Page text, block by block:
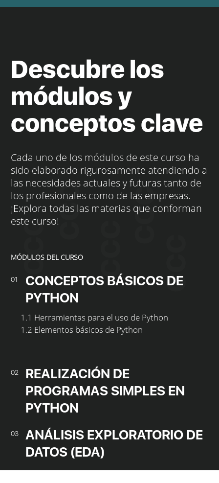
Descubre los
módulos y
conceptos clave
Cada uno de los módulos de este curso ha
sido elaborado rigurosamente atendiendo a
las necesidades actuales y futuras tanto de
los profesionales como de las empresas.
¡Explora todas las materias que conforman
este curso!
MÓDULOS DEL CURSO
01
CONCEPTOS BÁSICOS DE
PYTHON
1.1 Herramientas para el uso de Python
1.2 Elementos básicos de Python
02
REALIZACIÓN DE
PROGRAMAS SIMPLES EN
PYTHON
03
ANÁLISIS EXPLORATORIO DE
DATOS (EDA)